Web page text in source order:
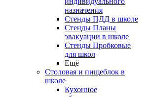
назначения
Стенды ПДД в школе
Стенды Планы
эвакуации в школе
Стенды Пробковые
для школ
Ещё
Столовая и пищеблок в
школе
Кухонное